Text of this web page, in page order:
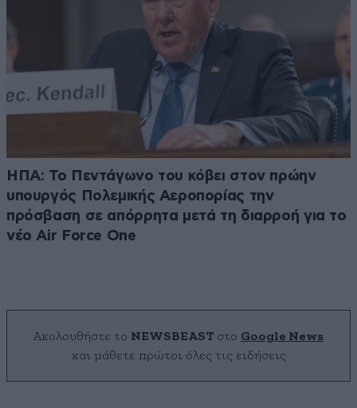
ΗΠΑ: Το Πεντάγωνο του κόβει στον πρώην
υπουργός Πολεμικής Αεροπορίας την
πρόσβαση σε απόρρητα μετά τη διαρροή για το
νέο Air Force One
Ακολουθήστε το NEWSBEAST στο Google News
και μάθετε πρώτοι όλες τις ειδήσεις